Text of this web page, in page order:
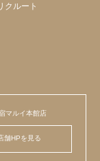
クルート
マルイ本館店
舗HPを見る